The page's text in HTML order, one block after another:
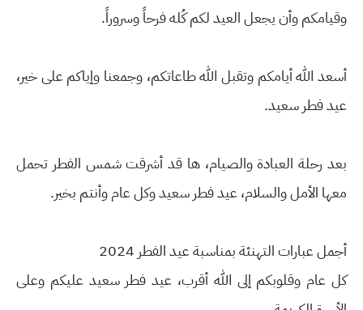
وقيامكم وأن يجعل العيد لكم كُله فرحاً وسروراً.
أسعد الله أيامكم وتقبل الله طاعاتكم، وجمعنا وإياكم على خير،
عيد فطر سعيد.
بعد رحلة العبادة والصيام، ها قد أشرقت شمس الفطر تحمل
معها الأمل والسلام، عيد فطر سعيد وكل عام وأنتم بخير.
أجمل عبارات التهنئة بمناسبة عيد الفطر 2024
كل عام وقلوبكم إلى الله أقرب، عيد فطر سعيد عليكم وعلى